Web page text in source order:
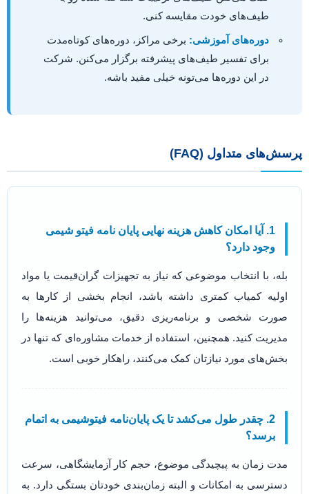
طیف‌های خودت مقایسه کنی.
دوره‌های آموزشی: برخی مراکز، دوره‌های کوتاه‌مدت
برای تفسیر طیف‌های پیشرفته برگزار می‌کنن. شرکت
در این دوره‌ها می‌تونه خیلی مفید باشه.
پرسش‌های متداول (FAQ)
1. آیا امکان کاهش هزینه نهایی پایان نامه فیتو شیمی
وجود دارد؟
بله، با انتخاب موضوعی که نیاز به تجهیزات گران‌قیمت یا مواد
اولیه کمیاب کمتری داشته باشد، انجام بخشی از کارها به
صورت شخصی و برنامه‌ریزی دقیق، می‌توانید هزینه‌ها را
مدیریت کنید. همچنین، استفاده از خدمات مشاوره‌ای که تنها در
بخش‌های مورد نیازتان کمک می‌کنند، راهکار خوبی است.
2. چقدر طول می‌کشد تا یک پایان‌نامه فیتوشیمی به اتمام
برسد؟
مدت زمان به پیچیدگی موضوع، حجم کار آزمایشگاهی، سرعت
دسترسی به امکانات و البته زمان‌بندی خودتان بستگی دارد. به